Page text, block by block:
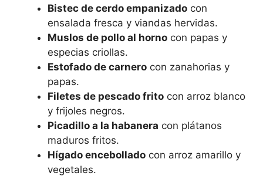
Bistec de cerdo empanizado con
ensalada fresca y viandas hervidas.
Muslos de pollo al horno con papas y
especias criollas.
Estofado de carnero con zanahorias y
papas.
Filetes de pescado frito con arroz blanco
y frijoles negros.
Picadillo a la habanera con plátanos
maduros fritos.
Hígado encebollado con arroz amarillo y
vegetales.